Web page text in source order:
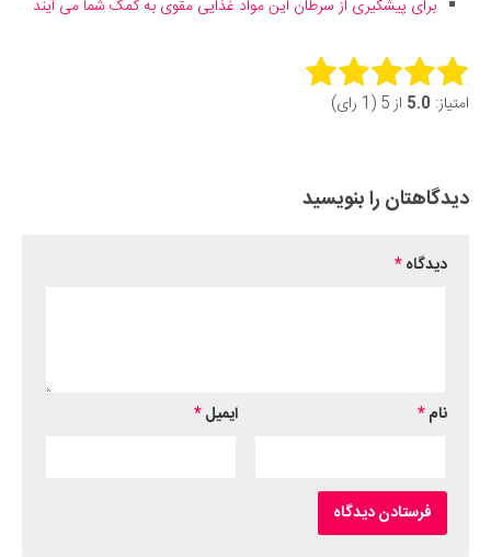
برای پیشگیری از سرطان این مواد غذایی مقوی به کمک شما ‌می ‌آیند
Rate this item:
امتیاز: 5.0 از 5 (1 رای)
دیدگاهتان را بنویسید
دیدگاه*
نام* ایمیل*